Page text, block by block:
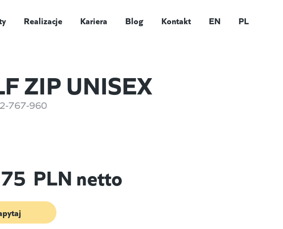
Realizacje Kariera Blog Kontakt EN PL
ZIP UNISEX
767-960
PLN netto